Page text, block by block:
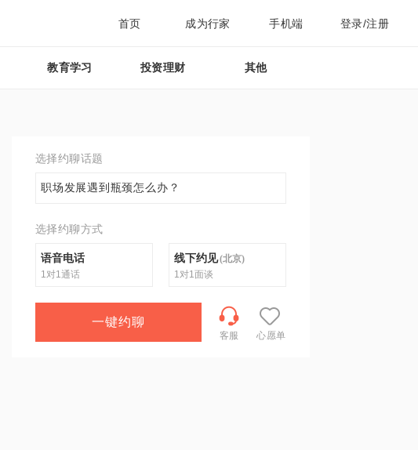
首页 成为行家 手机端 登录/注册
教育学习 投资理财 其他
选择约聊话题
职场发展遇到瓶颈怎么办？
选择约聊方式
语音电话
1对1通话
线下约见(北京)
1对1面谈
一键约聊
客服 心愿单